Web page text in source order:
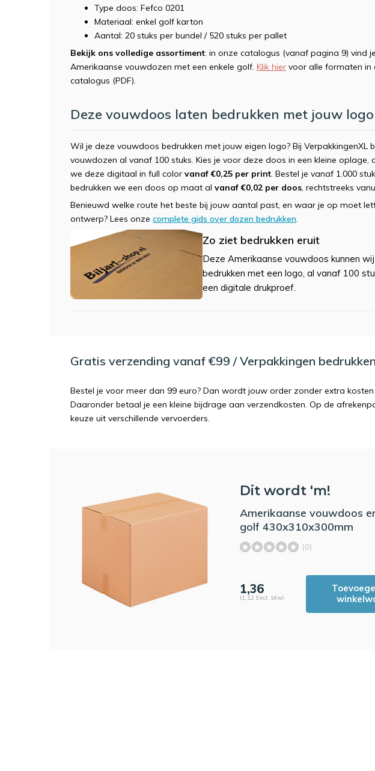
Type doos: Fefco 0201
Materiaal: enkel golf karton
Aantal: 20 stuks per bundel / 520 stuks per pallet
Bekijk ons volledige assortiment: in onze catalogus (vanaf pagina 9) vind
Amerikaanse vouwdozen met een enkele golf. Klik hier voor alle formaten in
catalogus (PDF).
Deze vouwdoos laten bedrukken met jouw logo
Wil je deze vouwdoos bedrukken met jouw eigen logo? Bij VerpakkingenXL
vouwdozen al vanaf 100 stuks. Kies je voor deze doos in een kleine oplage,
we deze digitaal in full color vanaf €0,25 per print. Bestel je vanaf 1.000
bedrukken we een doos op maat al vanaf €0,02 per doos, rechtstreeks
Benieuwd welke route het beste bij jouw aantal past, en waar je op moet
ontwerp? Lees onze complete gids over dozen bedrukken.
Zo ziet bedrukken eruit
Deze Amerikaanse vouwdoos kunnen
bedrukken met een logo, al vanaf 100
een digitale drukproef.
Gratis verzending vanaf €99 / Verpakkingen bedrukken
Bestel je voor meer dan 99 euro? Dan wordt jouw order zonder extra kosten
Daaronder betaal je een kleine bijdrage aan verzendkosten. Op de
keuze uit verschillende vervoerders.
Dit wordt 'm!
Amerikaanse vouwdoos
golf 430x310x300mm
(0)
1,36
(1,12 Excl. btw)